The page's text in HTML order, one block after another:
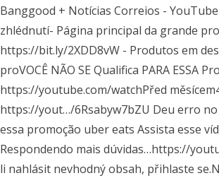
Banggood + Notícias Correios -
zhlédnutí- Página principal da grande
https://bit.ly/2XDD8vW - Produtos em
proVOCÊ NÃO SE Qualifica PARA ESSA
https://youtube.com/watchPřed
https://yout…/6Rsabyw7bZU Deu erro no
essa promoção uber eats Assista esse
Respondendo mais dúvidas…https://
li nahlásit nevhodný obsah, přihlaste